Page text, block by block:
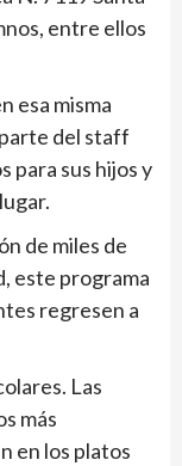
entre ellos
esa misma
del staff
para sus hijos y
de miles de
este programa
regresen a
Las
más
en los platos